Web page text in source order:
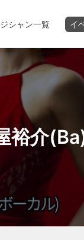
シャン一覧 イ
裕介